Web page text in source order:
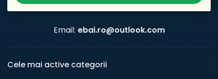
Email: ebai.ro@outlook.com
Cele mai active categorii